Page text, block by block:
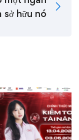
sở hữu nó